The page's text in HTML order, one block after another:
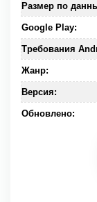
Размер по
Google Play:
Требования
Жанр:
Версия:
Обновлено: